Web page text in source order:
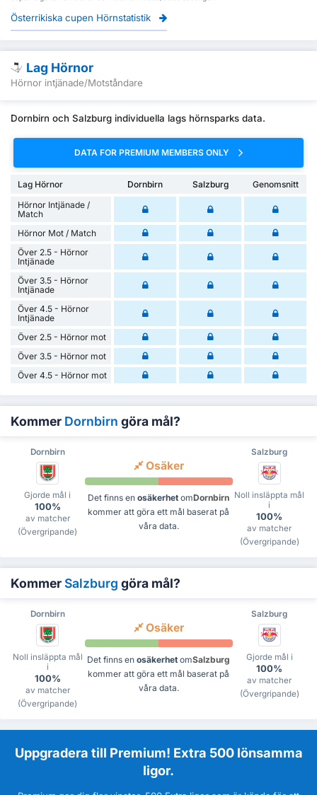
Österrikiska cupen Hörnstatistik
Lag Hörnor
Hörnor intjänade/Motståndare
Dornbirn och Salzburg individuella lags hörnsparks data.
DATA FOR PREMIUM MEMBERS ONLY
Lag Hörnor Dornbirn Salzburg
Genomsnitt
Hörnor Intjänade /
Match
Hörnor Mot / Match
Över 2.5 - Hörnor
Intjänade
Över 3.5 - Hörnor
Intjänade
Över 4.5 - Hörnor
Intjänade
Över 2.5 - Hörnor mot
Över 3.5 - Hörnor mot
Över 4.5 - Hörnor mot
Kommer Dornbirn göra mål?
Dornbirn Salzburg
Gjorde mål i
100%
av matcher
(Övergripande)
Osäker
Det finns en osäkerhet omDornbirn
kommer att göra ett mål baserat på
våra data.
Noll insläppta mål
i
100%
av matcher
(Övergripande)
KommerSalzburg göra mål?
Dornbirn Salzburg
Noll insläppta mål
i
100%
av matcher
(Övergripande)
Osäker
Det finns en osäkerhet omSalzburg
kommer att göra ett mål baserat på
våra data.
Gjorde mål i
100%
av matcher
(Övergripande)
Uppgradera till Premium! Extra 500 lönsamma
ligor.